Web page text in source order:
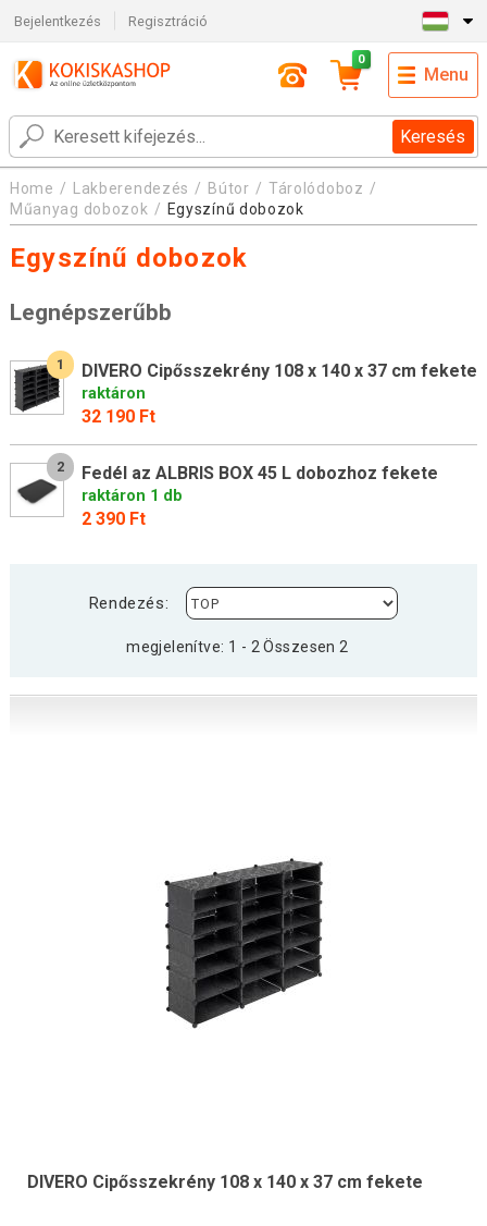
Bejelentkezés Regisztráció
Keresés
0
Menu
Home Lakberendezés Bútor
Tárolódoboz
Műanyag dobozok
Egyszínű dobozok
Egyszínű dobozok
Legnépszerűbb
1 DIVERO Cipősszekrény 108 x 140 x 37 cm fekete
raktáron
32 190 Ft
2 Fedél az ALBRIS BOX 45 L dobozhoz fekete
raktáron 1 db
2 390 Ft
Rendezés:
megjelenítve: 1 - 2 Összesen 2
DIVERO Cipősszekrény 108 x 140 x 37 cm fekete